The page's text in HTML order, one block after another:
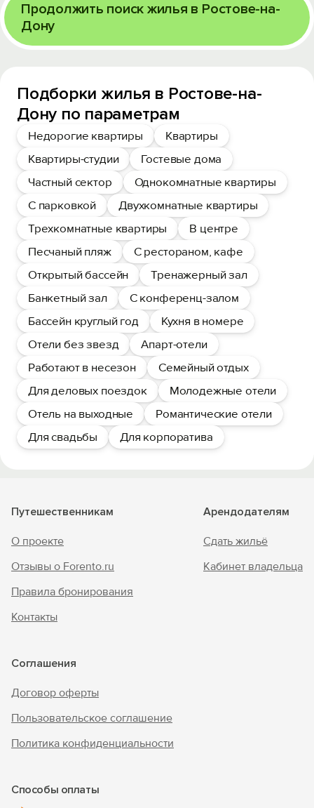
Продолжить поиск жилья в Ростове-на-
Дону
Подборки жилья в Ростове-на-
Дону по параметрам
Недорогие квартиры
Квартиры
Квартиры-студии
Гостевые дома
Частный сектор
Однокомнатные квартиры
С парковкой
Двухкомнатные квартиры
Трехкомнатные квартиры
В центре
Песчаный пляж
С рестораном, кафе
Открытый бассейн
Тренажерный зал
Банкетный зал
С конференц-залом
Бассейн круглый год
Кухня в номере
Отели без звезд
Апарт-отели
Работают в несезон
Семейный отдых
Для деловых поездок
Молодежные отели
Отель на выходные
Романтические отели
Для свадьбы
Для корпоратива
Путешественникам
О проекте
Отзывы о Forento.ru
Правила бронирования
Контакты
Арендодателям
Сдать жильё
Кабинет владельца
Соглашения
Договор оферты
Пользовательское соглашение
Политика конфиденциальности
Способы оплаты